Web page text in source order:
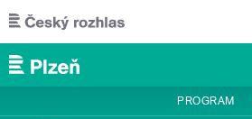
Přejít k hlavnímu obsahu
PROGRAM